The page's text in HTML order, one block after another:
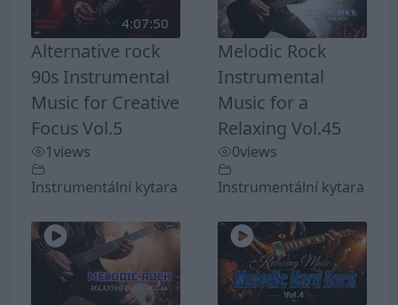
4:07:50
Alternative rock
90s Instrumental
Music for Creative
Focus Vol.5
1views
Instrumentální kytara
Melodic Rock
Instrumental
Music for a
Relaxing Vol.45
0views
Instrumentální kytara